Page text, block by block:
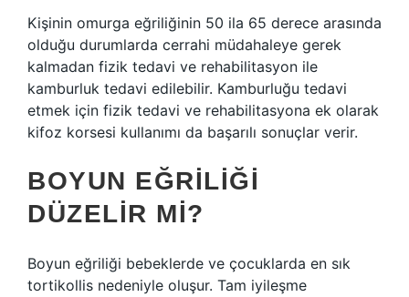
Kişinin omurga eğriliğinin 50 ila 65 derece arasında
olduğu durumlarda cerrahi müdahaleye gerek
kalmadan fizik tedavi ve rehabilitasyon ile
kamburluk tedavi edilebilir. Kamburluğu tedavi
etmek için fizik tedavi ve rehabilitasyona ek olarak
kifoz korsesi kullanımı da başarılı sonuçlar verir.
BOYUN EĞRILIĞI
DÜZELIR MI?
Boyun eğriliği bebeklerde ve çocuklarda en sık
tortikollis nedeniyle oluşur. Tam iyileşme